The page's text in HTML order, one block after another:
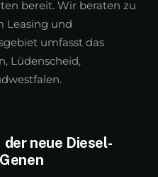
bereit. Wir beraten zu
Leasing und
umfasst das
Lüdenscheid,
neue Diesel-